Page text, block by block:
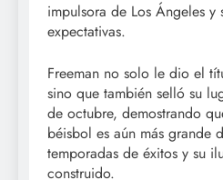
impulsora de Los Ángeles y
expectativas.
Freeman no solo le dio el
sino que también selló su
de octubre, demostrando
béisbol es aún más grande
temporadas de éxitos y su
construido.